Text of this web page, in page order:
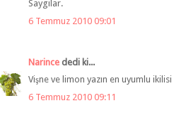
Saygılar.
6 Temmuz 2010 09:01
Narince dedi ki...
Vişne ve limon yazın en uyumlu
6 Temmuz 2010 09:11